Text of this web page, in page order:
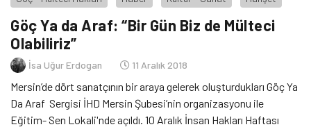
Göç Ya da Araf: “Bir Gün Biz de Mülteci
Olabiliriz”
İsa Uğur Erdogan 11 Aralık 2018
Mersin’de dört sanatçının bir araya gelerek oluşturdukları Göç Ya
Da Araf Sergisi İHD Mersin Şubesi’nin organizasyonu ile
Eğitim- Sen Lokali'nde açıldı. 10 Aralık İnsan Hakları Haftası